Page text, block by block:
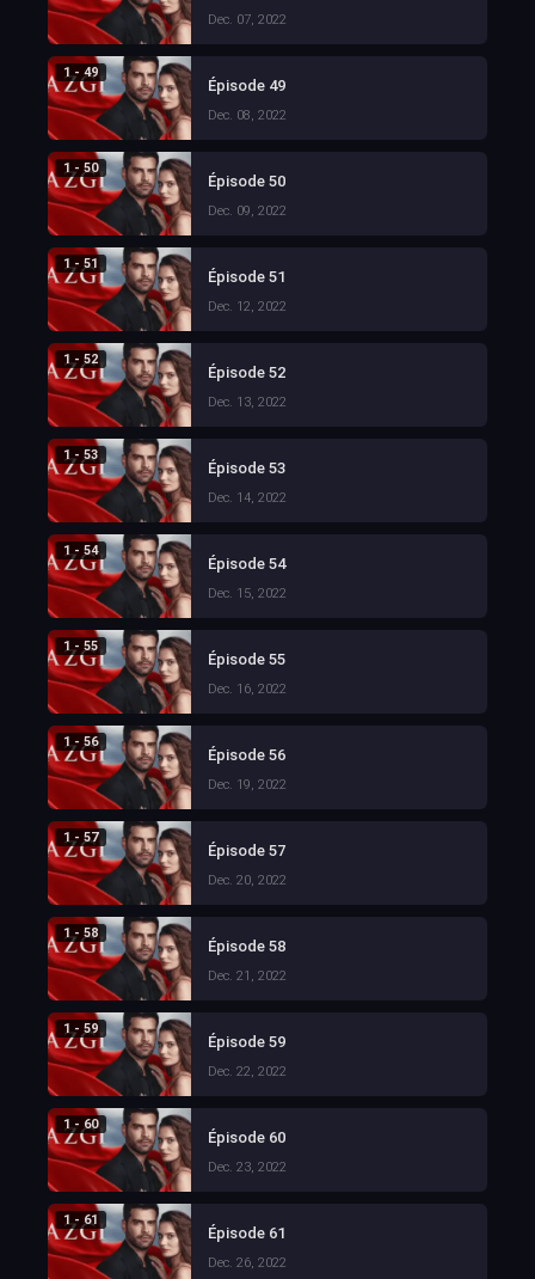
Dec. 07, 2022
1 - 49
Épisode 49
Dec. 08, 2022
1 - 50
Épisode 50
Dec. 09, 2022
1 - 51
Épisode 51
Dec. 12, 2022
1 - 52
Épisode 52
Dec. 13, 2022
1 - 53
Épisode 53
Dec. 14, 2022
1 - 54
Épisode 54
Dec. 15, 2022
1 - 55
Épisode 55
Dec. 16, 2022
1 - 56
Épisode 56
Dec. 19, 2022
1 - 57
Épisode 57
Dec. 20, 2022
1 - 58
Épisode 58
Dec. 21, 2022
1 - 59
Épisode 59
Dec. 22, 2022
1 - 60
Épisode 60
Dec. 23, 2022
1 - 61
Épisode 61
Dec. 26, 2022